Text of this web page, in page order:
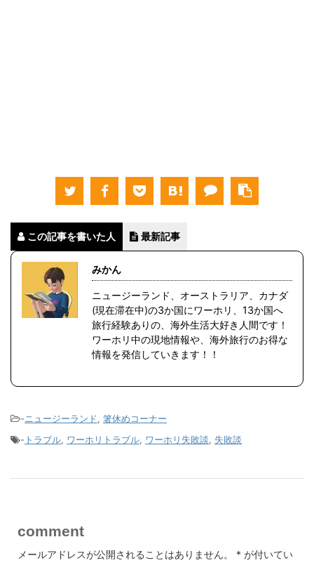
この記事を書いた人 最新記事
みかん
ニュージーランド、オーストラリア、カナダ
(現在滞在中)の3か国にワーホリ、13か国へ
旅行経験ありの、海外生活大好き人間です！
ワーホリ中の現地情報や、海外旅行のお得な
情報を発信していきます！！
-ニュージーランド, 箸休めコーナー
- トラブル, ワーホリトラブル, ワーホリ失敗談, 失敗談
comment
メールアドレスが公開されることはありません。 * が付いてい